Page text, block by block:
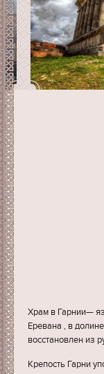
Храм в Гарнии—
Еревана , в
восстановлен из
Крепость Гарни